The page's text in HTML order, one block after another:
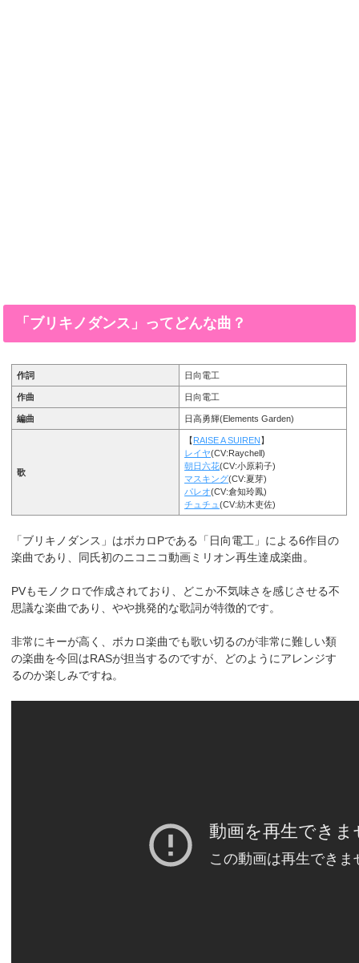
「ブリキノダンス」ってどんな曲？
作詞 日向電工
作曲 日向電工
編曲 日高勇輝(Elements Garden)
歌
【RAISE A SUIREN】
レイヤ(CV:Raychell)
朝日六花(CV:小原莉子)
マスキング(CV:夏芽)
パレオ(CV:倉知玲鳳)
チュチュ(CV:紡木吏佐)
「ブリキノダンス」はボカロPである「日向電工」による6作目の
楽曲であり、同氏初のニコニコ動画ミリオン再生達成楽曲。
PVもモノクロで作成されており、どこか不気味さを感じさせる不
思議な楽曲であり、やや挑発的な歌詞が特徴的です。
非常にキーが高く、ボカロ楽曲でも歌い切るのが非常に難しい類
の楽曲を今回はRASが担当するのですが、どのようにアレンジす
るのか楽しみですね。